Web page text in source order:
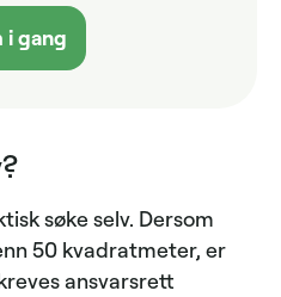
i gang
søke selv. Dersom
50 kvadratmeter, er
ansvarsrett